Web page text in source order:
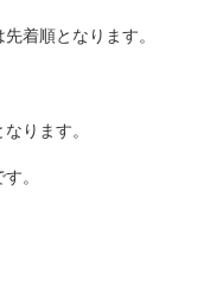
着順となります。
ります。
。